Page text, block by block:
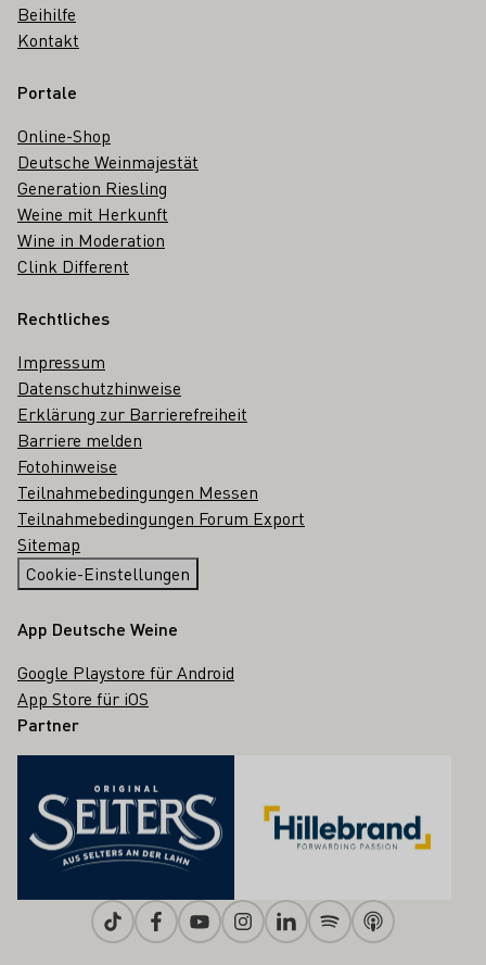
Beihilfe
Kontakt
Portale
Online-Shop
Deutsche Weinmajestät
Generation Riesling
Weine mit Herkunft
Wine in Moderation
Clink Different
Rechtliches
Impressum
Datenschutzhinweise
Erklärung zur Barrierefreiheit
Barriere melden
Fotohinweise
Teilnahmebedingungen Messen
Teilnahmebedingungen Forum Export
Sitemap
Cookie-Einstellungen
App Deutsche Weine
Google Playstore für Android
App Store für iOS
Partner
TiktokFacebookYoutubeInstagramLinkedinSpotifyApple